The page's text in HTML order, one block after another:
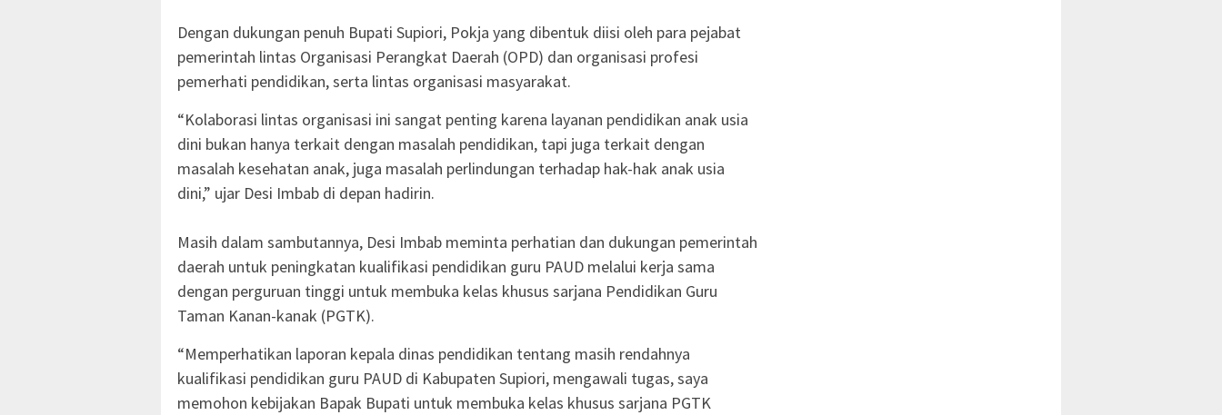
Dengan dukungan penuh Bupati Supiori, Pokja yang dibentuk diisi oleh para pejabat
pemerintah lintas Organisasi Perangkat Daerah (OPD) dan organisasi profesi
pemerhati pendidikan, serta lintas organisasi masyarakat.
“Kolaborasi lintas organisasi ini sangat penting karena layanan pendidikan anak usia
dini bukan hanya terkait dengan masalah pendidikan, tapi juga terkait dengan
masalah kesehatan anak, juga masalah perlindungan terhadap hak-hak anak usia
dini,” ujar Desi Imbab di depan hadirin.
Masih dalam sambutannya, Desi Imbab meminta perhatian dan dukungan pemerintah
daerah untuk peningkatan kualifikasi pendidikan guru PAUD melalui kerja sama
dengan perguruan tinggi untuk membuka kelas khusus sarjana Pendidikan Guru
Taman Kanan-kanak (PGTK).
“Memperhatikan laporan kepala dinas pendidikan tentang masih rendahnya
kualifikasi pendidikan guru PAUD di Kabupaten Supiori, mengawali tugas, saya
memohon kebijakan Bapak Bupati untuk membuka kelas khusus sarjana PGTK